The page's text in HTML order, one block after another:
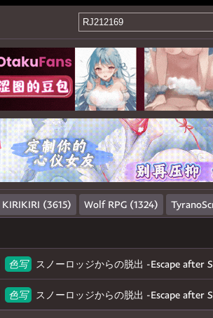
KIRIKIRI (3615) Wolf RPG (1324)
色写 スノーロッジからの脱出 -Escape after
色写 スノーロッジからの脱出 -Escape after